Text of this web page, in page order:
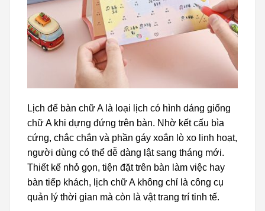
Lịch để bàn chữ A là loại lịch có hình dáng giống
chữ A khi dựng đứng trên bàn. Nhờ kết cấu bìa
cứng, chắc chắn và phần gáy xoắn lò xo linh hoạt,
người dùng có thể dễ dàng lật sang tháng mới.
Thiết kế nhỏ gọn, tiện đặt trên bàn làm việc hay
bàn tiếp khách, lịch chữ A không chỉ là công cụ
quản lý thời gian mà còn là vật trang trí tinh tế.